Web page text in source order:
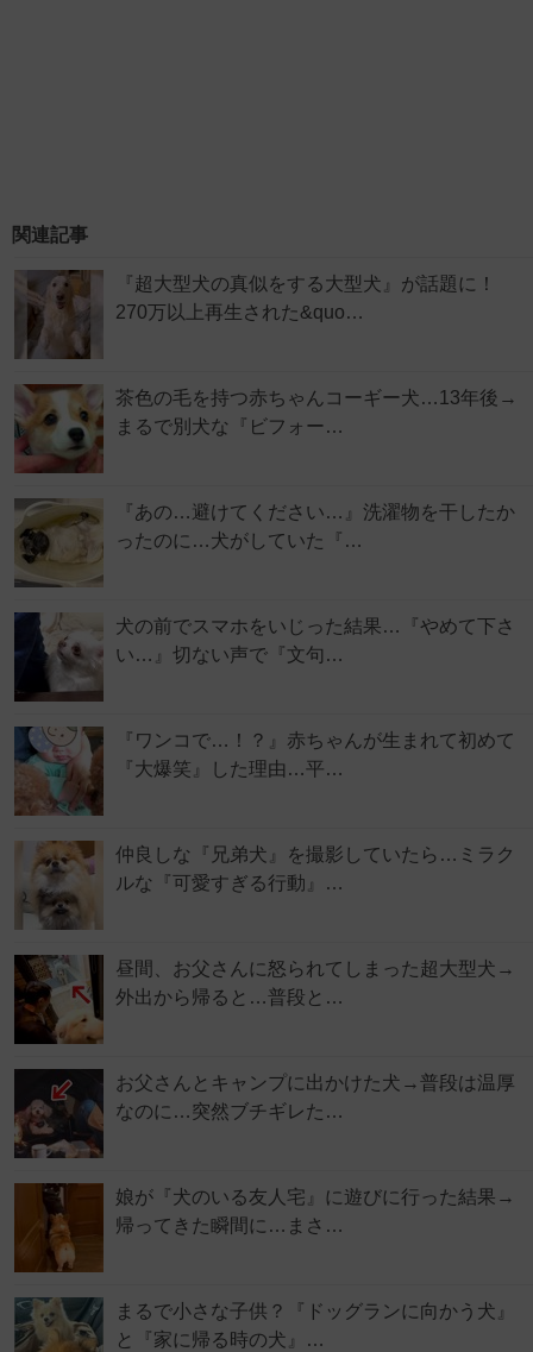
関連記事
『超大型犬の真似をする大型犬』が話題に！
270万以上再生された&quo…
茶色の毛を持つ赤ちゃんコーギー犬…13年後→
まるで別犬な『ビフォー…
『あの…避けてください…』洗濯物を干したか
ったのに…犬がしていた『…
犬の前でスマホをいじった結果…『やめて下さ
い…』切ない声で『文句…
『ワンコで…！？』赤ちゃんが生まれて初めて
『大爆笑』した理由…平…
仲良しな『兄弟犬』を撮影していたら…ミラク
ルな『可愛すぎる行動』…
昼間、お父さんに怒られてしまった超大型犬→
外出から帰ると…普段と…
お父さんとキャンプに出かけた犬→普段は温厚
なのに…突然ブチギレた…
娘が『犬のいる友人宅』に遊びに行った結果→
帰ってきた瞬間に…まさ…
まるで小さな子供？『ドッグランに向かう犬』
と『家に帰る時の犬』…